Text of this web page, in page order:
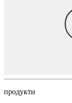
продукти